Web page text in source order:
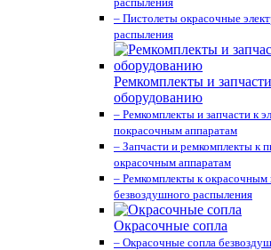
– Пистолеты окрасочные
распыления
Ремкомплекты и
оборудованию
– Ремкомплекты и запчасти к
покрасочным аппаратам
– Запчасти и ремкомплекты к
окрасочным аппаратам
– Ремкомплекты к окрасочным
безвоздушного распыления
Окрасочные сопла
– Окрасочные сопла